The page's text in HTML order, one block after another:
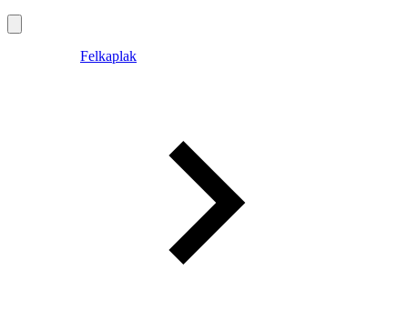
Felkaplak